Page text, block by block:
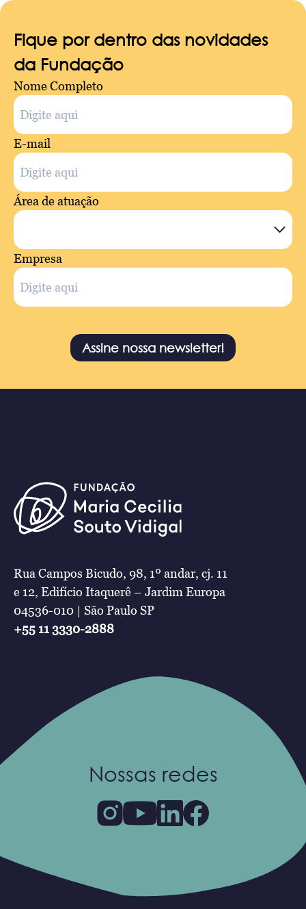
Fique por dentro das novidades
da Fundação
Nome Completo
E-mail
Área de atuação
Empresa
Assine nossa newsletter!
Rua Campos Bicudo, 98, 1º andar, cj. 11
e 12, Edifício Itaquerê – Jardim Europa
04536-010 | São Paulo SP
+55 11 3330-2888
Nossas redes